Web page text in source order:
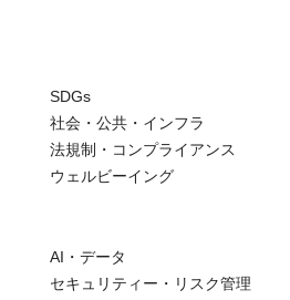
SDGs
社会・公共・インフラ
法規制・コンプライアンス
ウェルビーイング
AI・データ
セキュリティー・リスク管理